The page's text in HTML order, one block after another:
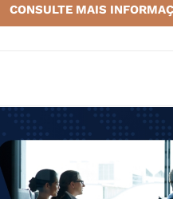
CONSULTE MAIS